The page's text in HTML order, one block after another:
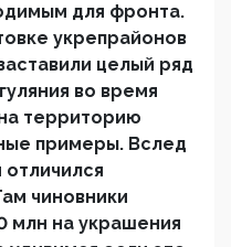
для фронта.
укрепрайонов
целый ряд
во время
территорию
примеры. Вслед
чиновники
млн на украшения